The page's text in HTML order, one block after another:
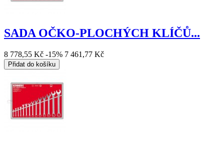
SADA OČKO-PLOCHÝCH KLÍČŮ...
8 778,55 Kč -15% 7 461,77 Kč
Přidat do košíku